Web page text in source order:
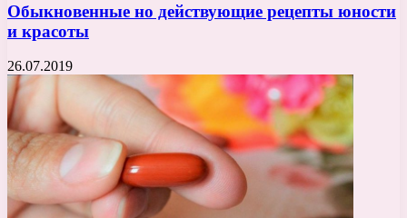
Обыкновенные но действующие рецепты юности
и красоты
26.07.2019